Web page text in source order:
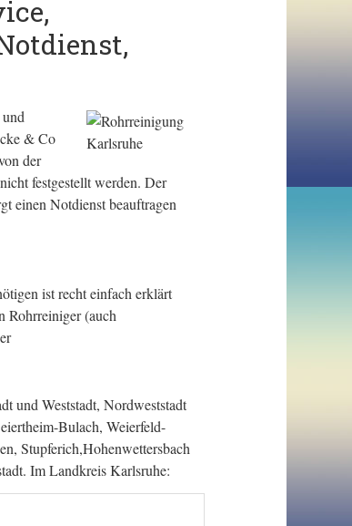
& Co
der
festgestellt werden. Der
einen Notdienst beauftragen
ist recht einfach erklärt
Rohrreiniger (auch
und Weststadt, Nordweststadt
Bulach, Weierfeld-
Stupferich,Hohenwettersbach
Im Landkreis Karlsruhe: